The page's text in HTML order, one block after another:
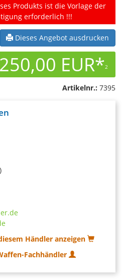
Produkts ist die Vorlage der
erforderlich !!!
Dieses Angebot ausdrucken
250,00 EUR*2
Artikelnr.: 7395
Händler anzeigen
Fachhändler